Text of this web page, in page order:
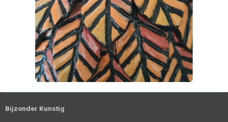
Bijzonder Kunstig